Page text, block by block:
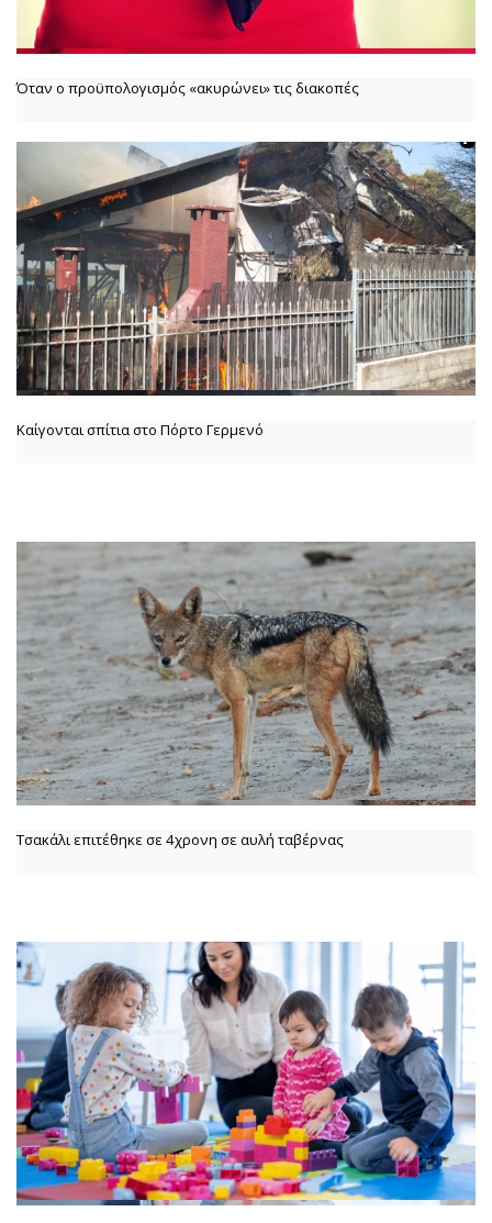
Όταν ο προϋπολογισμός «ακυρώνει» τις διακοπές
Καίγονται σπίτια στο Πόρτο Γερμενό
Τσακάλι επιτέθηκε σε 4χρονη σε αυλή ταβέρνας